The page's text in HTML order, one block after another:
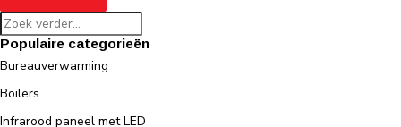
Populaire categorieën
Bureauverwarming
Boilers
Infrarood paneel met LED